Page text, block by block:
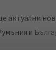
актуални
и
интересни